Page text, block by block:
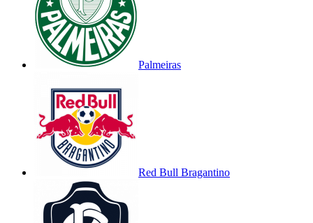
Palmeiras
Red Bull Bragantino